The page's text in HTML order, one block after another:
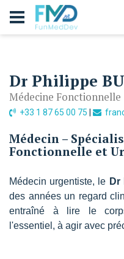
Dr Philippe
Médecine Fonctionnelle
+33 1 87 65 00 75
Médecin –
Fonctionnelle et
Médecin urgentiste, le Dr
des années un regard
entraîné à lire le
l'essentiel, à agir avec